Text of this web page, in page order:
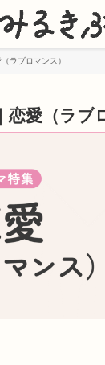
ラブロマンス）
恋愛（ラブ